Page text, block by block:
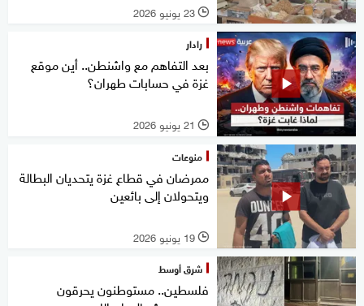
l 23 يونيو 2026
رادار
بعد التفاهم مع واشنطن.. أين موقع
غزة في حسابات طهران؟
l 21 يونيو 2026
منوعات
ممرضان في قطاع غزة يتحديان البطالة
ويتحولان إلى بائعين
l 19 يونيو 2026
شرق أوسط
فلسطين.. مستوطنون يحرقون